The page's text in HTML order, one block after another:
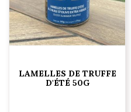
LAMELLES DE TRUFFE
D'ÉTÉ 50G